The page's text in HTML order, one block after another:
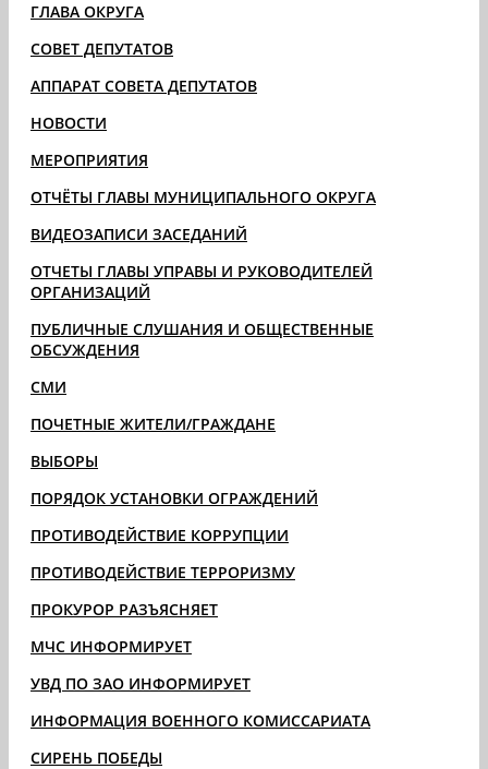
ГЛАВА ОКРУГА
СОВЕТ ДЕПУТАТОВ
АППАРАТ СОВЕТА ДЕПУТАТОВ
НОВОСТИ
МЕРОПРИЯТИЯ
ОТЧЁТЫ ГЛАВЫ МУНИЦИПАЛЬНОГО ОКРУГА
ВИДЕОЗАПИСИ ЗАСЕДАНИЙ
ОТЧЕТЫ ГЛАВЫ УПРАВЫ И РУКОВОДИТЕЛЕЙ
ОРГАНИЗАЦИЙ
ПУБЛИЧНЫЕ СЛУШАНИЯ И ОБЩЕСТВЕННЫЕ
ОБСУЖДЕНИЯ
СМИ
ПОЧЕТНЫЕ ЖИТЕЛИ/ГРАЖДАНЕ
ВЫБОРЫ
ПОРЯДОК УСТАНОВКИ ОГРАЖДЕНИЙ
ПРОТИВОДЕЙСТВИЕ КОРРУПЦИИ
ПРОТИВОДЕЙСТВИЕ ТЕРРОРИЗМУ
ПРОКУРОР РАЗЪЯСНЯЕТ
МЧС ИНФОРМИРУЕТ
УВД ПО ЗАО ИНФОРМИРУЕТ
ИНФОРМАЦИЯ ВОЕННОГО КОМИССАРИАТА
СИРЕНЬ ПОБЕДЫ